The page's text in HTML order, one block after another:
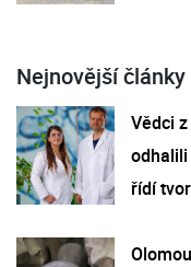
Nejnovější články
Vědci
řídí